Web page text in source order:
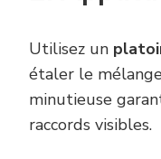
Utilisez un
étaler le
minutieuse
raccords visibles.